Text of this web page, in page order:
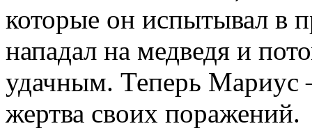
которые он испытывал в
нападал на медведя и
удачным. Теперь Мариус
жертва своих поражений.